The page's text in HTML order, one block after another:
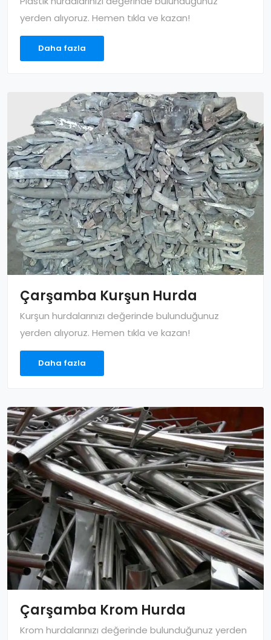
yerden alıyoruz. Hemen tıkla ve kazan!
Daha fazla
Çarşamba Kurşun Hurda
Kurşun hurdalarınızı değerinde bulunduğunuz
yerden alıyoruz. Hemen tıkla ve kazan!
Daha fazla
Çarşamba Krom Hurda
Krom hurdalarınızı değerinde bulunduğunuz yerden